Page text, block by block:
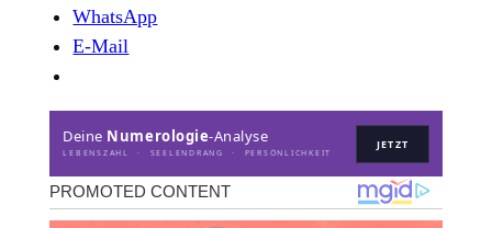
WhatsApp
E-Mail
Deine Numerologie-Analyse
LEBENSZAHL · SEELENDRANG · PERSÖNLICHKEIT
JETZT